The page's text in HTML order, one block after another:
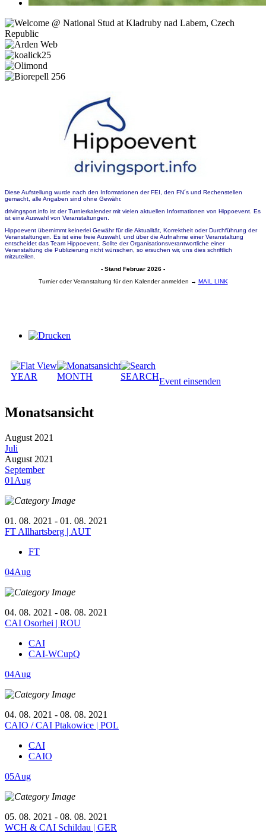
Diese Aufstellung wurde nach den Informationen der FEI, den FN´s und Rechenstellen
gemacht, alle Angaben sind ohne Gewähr.
drivingsport.info ist der Turnierkalender mit vielen aktuellen Informationen von Hippoevent. Es
ist eine Auswahl von Veranstaltungen.
Hippoevent übernimmt keinerlei Gewähr für die Aktualität, Korrektheit oder Durchführung der
Veranstaltungen. Es ist eine freie Auswahl, und über die Aufnahme einer Veranstaltung
entscheidet das Team Hippoevent. Sollte der Organisationsverantwortliche einer
Veranstaltung die Publizierung nicht wünschen, so ersuchen wir, uns dies schriftlich
mitzuteilen.
- Stand Februar 2026 -
Turnier oder Veranstaltung für den Kalender anmelden → MAIL LINK
YEAR MONTH SEARCHEvent einsenden
Monatsansicht
August 2021
Juli
August 2021
September
01 Aug
01. 08. 2021 - 01. 08. 2021
FT Allhartsberg | AUT
FT
04Aug
04. 08. 2021 - 08. 08. 2021
CAI Osorhei | ROU
CAI
CAI-WCupQ
04Aug
04. 08. 2021 - 08. 08. 2021
CAIO / CAI Ptakowice | POL
CAI
CAIO
05Aug
05. 08. 2021 - 08. 08. 2021
WCH & CAI Schildau | GER